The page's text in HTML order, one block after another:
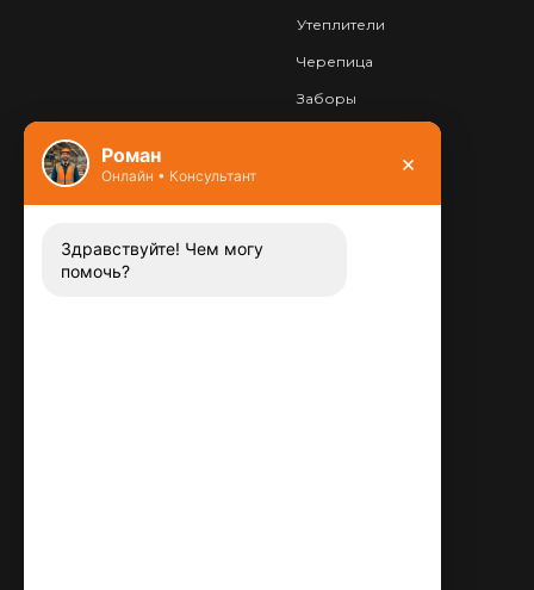
Утеплители
Черепица
Заборы
Контакты
Заказать звонок
Роман
Онлайн • Консультант ×
Здравствуйте! Чем могу
помочь?